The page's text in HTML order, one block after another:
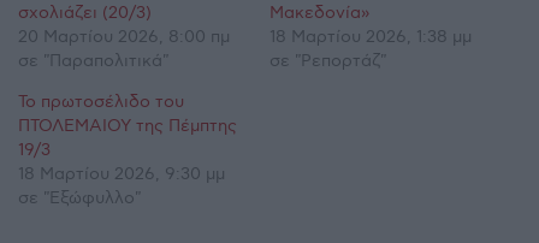
σχολιάζει (20/3)
20 Μαρτίου 2026, 8:00 πμ
σε "Παραπολιτικά"
Μακεδονία»
18 Μαρτίου 2026, 1:38 μμ
σε "Ρεπορτάζ"
Το πρωτοσέλιδο του
ΠΤΟΛΕΜΑΙΟΥ της Πέμπτης
19/3
18 Μαρτίου 2026, 9:30 μμ
σε "Εξώφυλλο"